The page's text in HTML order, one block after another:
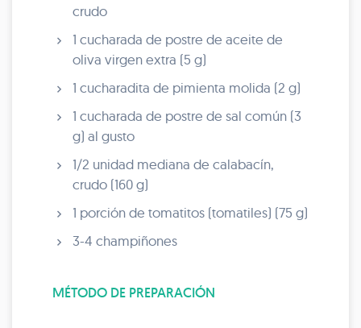
crudo
1 cucharada de postre de aceite de
oliva virgen extra (5 g)
1 cucharadita de pimienta molida (2 g)
1 cucharada de postre de sal común (3
g) al gusto
1/2 unidad mediana de calabacín,
crudo (160 g)
1 porción de tomatitos (tomatiles) (75 g)
3-4 champiñones
MÉTODO DE PREPARACIÓN